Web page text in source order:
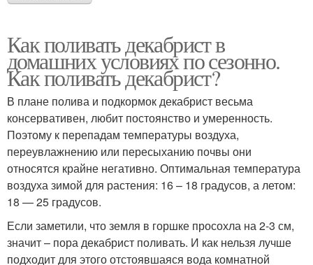
Как поливать декабрист в
домашних условиях по сезонно.
Как поливать декабрист?
В плане полива и подкормок декабрист весьма
консервативен, любит постоянство и умеренность.
Поэтому к перепадам температуры воздуха,
переувлажнению или пересыханию почвы они
относятся крайне негативно. Оптимальная температура
воздуха зимой для растения: 16 – 18 градусов, а летом:
18 — 25 градусов.
Если заметили, что земля в горшке просохла на 2-3 см,
значит – пора декабрист поливать. И как нельзя лучше
подходит для этого отстоявшаяся вода комнатной